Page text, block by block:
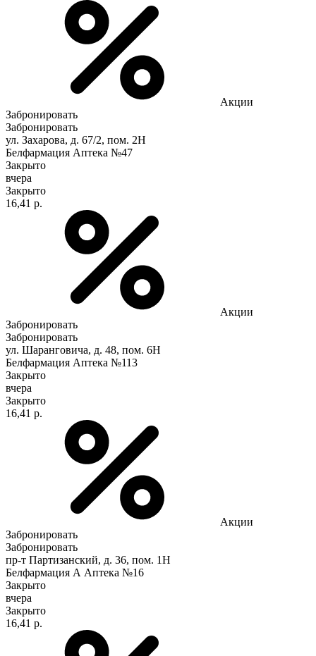
Акции
Забронировать
Забронировать
ул. Захарова, д. 67/2, пом. 2Н
Белфармация Аптека №47
Закрыто
вчера
Закрыто
16,41 р.
Акции
Забронировать
Забронировать
ул. Шаранговича, д. 48, пом. 6Н
Белфармация Аптека №113
Закрыто
вчера
Закрыто
16,41 р.
Акции
Забронировать
Забронировать
пр-т Партизанский, д. 36, пом. 1Н
Белфармация А Аптека №16
Закрыто
вчера
Закрыто
16,41 р.